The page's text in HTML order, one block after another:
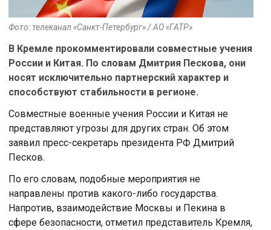
Фото: телеканал «Санкт-Петербург» / АО «ГАТР»
В Кремле прокомментировали совместные учения
России и Китая. По словам Дмитрия Пескова, они
носят исключительно партнерский характер и
способствуют стабильности в регионе.
Совместные военные учения России и Китая не
представляют угрозы для других стран. Об этом
заявил пресс-секретарь президента РФ Дмитрий
Песков.
По его словам, подобные мероприятия не
направлены против какого-либо государства.
Напротив, взаимодействие Москвы и Пекина в
сфере безопасности, отметил представитель Кремля,